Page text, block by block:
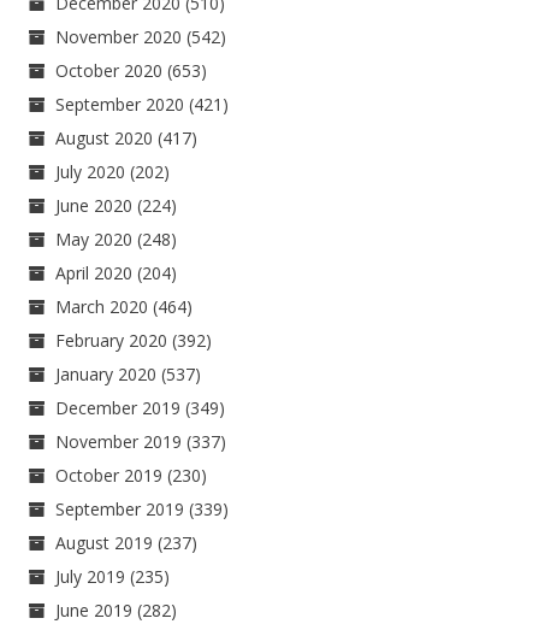
November 2020 (542)
October 2020 (653)
September 2020 (421)
August 2020 (417)
July 2020 (202)
June 2020 (224)
May 2020 (248)
April 2020 (204)
March 2020 (464)
February 2020 (392)
January 2020 (537)
December 2019 (349)
November 2019 (337)
October 2019 (230)
September 2019 (339)
August 2019 (237)
July 2019 (235)
June 2019 (282)